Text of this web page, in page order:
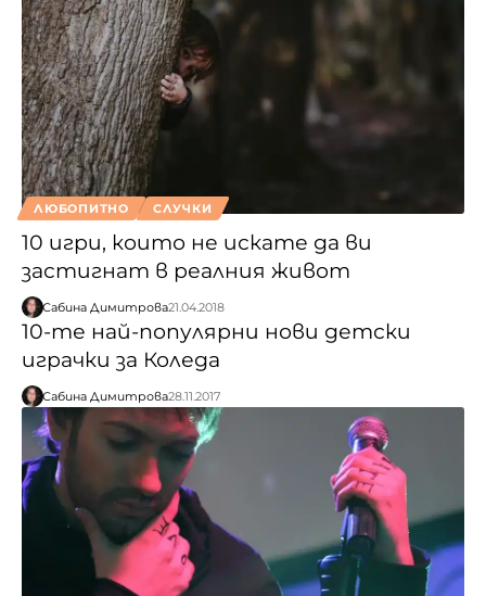
ЛЮБОПИТНО СЛУЧКИ
10 игри, които не искате да ви
застигнат в реалния живот
Сабина Димитрова21.04.2018
10-те най-популярни нови детски
играчки за Коледа
Сабина Димитрова28.11.2017